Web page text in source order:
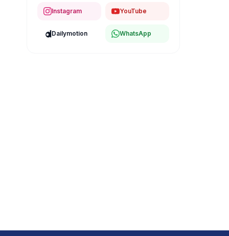
Instagram YouTube
Dailymotion WhatsApp